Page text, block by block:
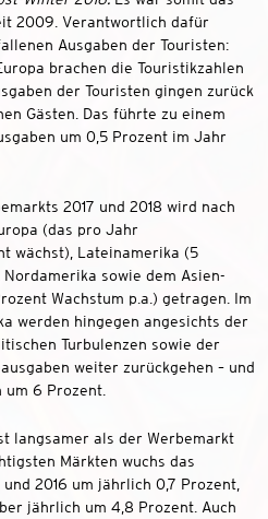
2009. Verantwortlich dafür
Ausgaben der Touristen:
brachen die Touristikzahlen
der Touristen gingen zurück
Gästen. Das führte zu einem
um 0,5 Prozent im Jahr
2017 und 2018 wird nach
(das pro Jahr
wächst), Lateinamerika (5
sowie dem Asien-
Wachstum p.a.) getragen. Im
werden hingegen angesichts der
Turbulenzen sowie der
weiter zurückgehen – und
6 Prozent.
langsamer als der Werbemarkt
Märkten wuchs das
2016 um jährlich 0,7 Prozent,
jährlich um 4,8 Prozent. Auch